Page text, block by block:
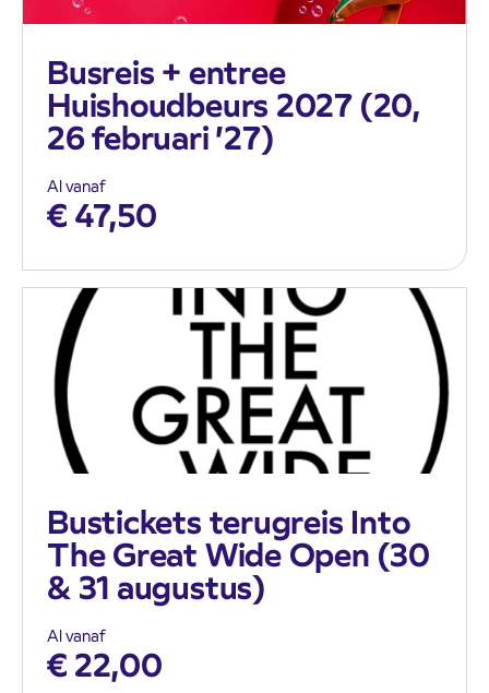
Busreis + entree
Huishoudbeurs 2027 (20,
26 februari ’27)
Al vanaf
€ 47,50
Bustickets terugreis Into
The Great Wide Open (30
& 31 augustus)
Al vanaf
€ 22,00